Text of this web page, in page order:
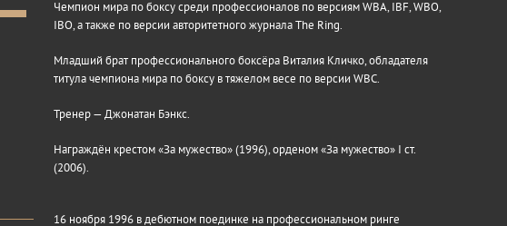
Чемпион мира по боксу среди профессионалов по версиям WBA, IBF, WBO,
IBO, а также по версии авторитетного журнала The Ring.
Младший брат профессионального боксёра Виталия Кличко, обладателя
титула чемпиона мира по боксу в тяжелом весе по версии WBC.
Тренер — Джонатан Бэнкс.
Награждён крестом «За мужество» (1996), орденом «За мужество» I ст.
(2006).
16 ноября 1996 в дебютном поединке на профессиональном ринге